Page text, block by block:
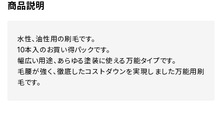
商品説明
水性、油性用の刷毛です。
10本入のお買い得パックです。
幅広い用途、あらゆる塗装に使える万能タイプです。
毛腰が強く、徹底したコストダウンを実現しました万能用刷
毛です。